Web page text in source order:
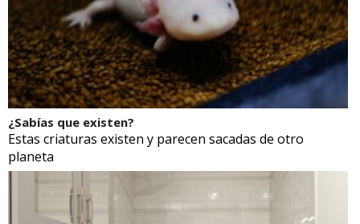
¿Sabías que existen?
Estas criaturas existen y parecen sacadas de otro
planeta